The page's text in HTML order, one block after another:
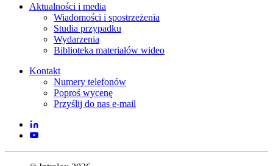
Aktualności i media
Wiadomości i spostrzeżenia
Studia przypadku
Wydarzenia
Biblioteka materiałów wideo
Kontakt
Numery telefonów
Poproś wycenę
Przyślij do nas e-mail